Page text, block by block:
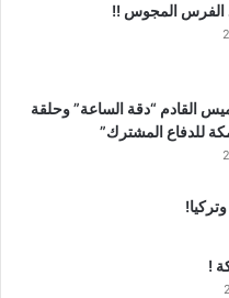
الفرس المجوس !!
القادم “دقة الساعة” وحلقة
للدفاع المشترك”
!